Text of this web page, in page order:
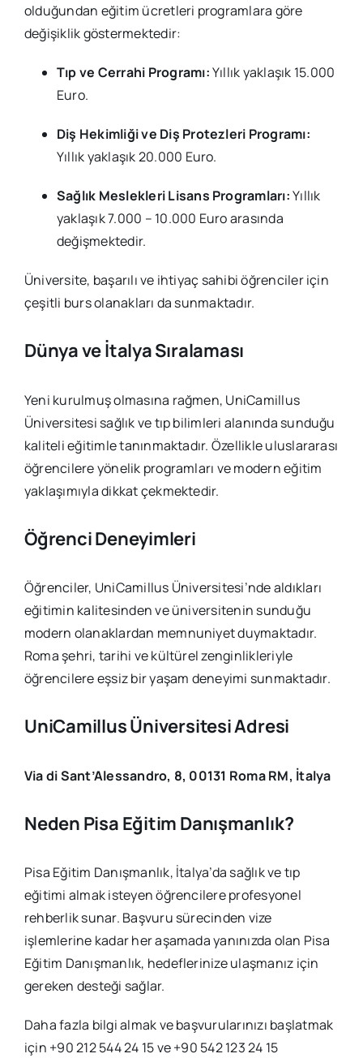
olduğundan eğitim ücretleri programlara göre
değişiklik göstermektedir:
Tıp ve Cerrahi Programı:Yıllık yaklaşık 15.000
Euro.
Diş Hekimliği ve Diş Protezleri Programı:
Yıllık yaklaşık 20.000 Euro.
Sağlık Meslekleri Lisans Programları:Yıllık
yaklaşık 7.000 – 10.000 Euro arasında
değişmektedir.
Üniversite, başarılı ve ihtiyaç sahibi öğrenciler için
çeşitli burs olanakları da sunmaktadır.
Dünya ve İtalya Sıralaması
Yeni kurulmuş olmasına rağmen, UniCamillus
Üniversitesi sağlık ve tıp bilimleri alanında sunduğu
kaliteli eğitimle tanınmaktadır. Özellikle uluslararası
öğrencilere yönelik programları ve modern eğitim
yaklaşımıyla dikkat çekmektedir.
Öğrenci Deneyimleri
Öğrenciler, UniCamillus Üniversitesi’nde aldıkları
eğitimin kalitesinden ve üniversitenin sunduğu
modern olanaklardan memnuniyet duymaktadır.
Roma şehri, tarihi ve kültürel zenginlikleriyle
öğrencilere eşsiz bir yaşam deneyimi sunmaktadır.
UniCamillus Üniversitesi Adresi
Via di Sant’Alessandro, 8, 00131 Roma RM, İtalya
Neden Pisa Eğitim Danışmanlık?
Pisa Eğitim Danışmanlık, İtalya’da sağlık ve tıp
eğitimi almak isteyen öğrencilere profesyonel
rehberlik sunar. Başvuru sürecinden vize
işlemlerine kadar her aşamada yanınızda olan Pisa
Eğitim Danışmanlık, hedeflerinize ulaşmanız için
gereken desteği sağlar.
Daha fazla bilgi almak ve başvurularınızı başlatmak
için +90 212 544 24 15 ve +90 542 123 24 15